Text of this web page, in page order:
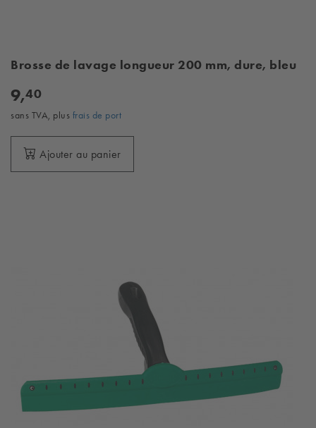
Brosse de lavage longueur 200 mm, dure, bleu
9,40
sans TVA, plus frais de port
Ajouter au panier